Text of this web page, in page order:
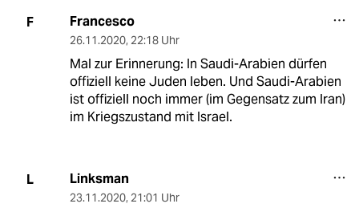
F Francesco
26.11.2020, 22:18 Uhr
Mal zur Erinnerung: In Saudi-Arabien dürfen
offiziell keine Juden leben. Und Saudi-Arabien
ist offiziell noch immer (im Gegensatz zum Iran)
im Kriegszustand mit Israel.
L Linksman
23.11.2020, 21:01 Uhr